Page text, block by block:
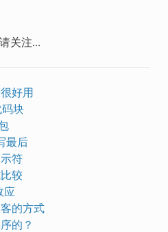
关注…
好用
码块
最后
符
较
应
的方式
的？